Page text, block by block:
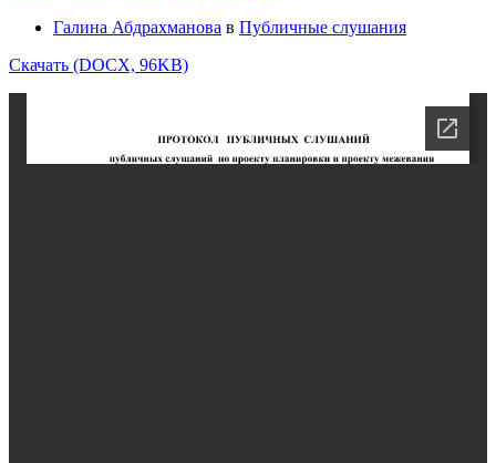
Галина Абдрахманова в Публичные слушания
Скачать (DOCX, 96KB)